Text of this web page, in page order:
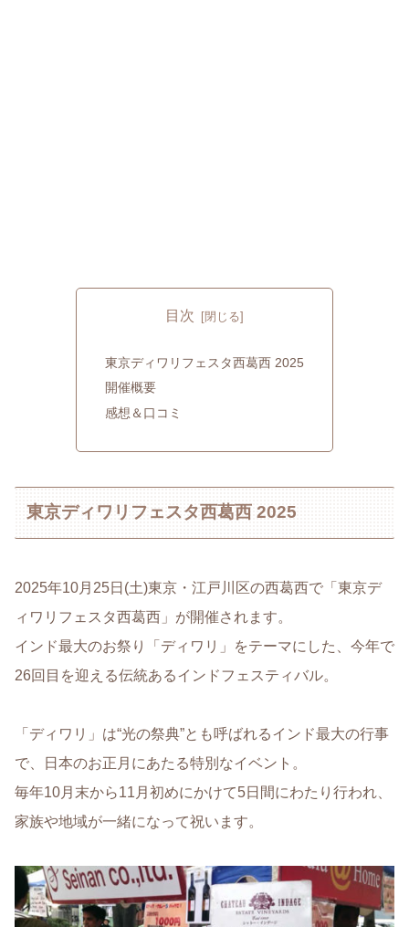
目次
東京ディワリフェスタ西葛西 2025
開催概要
感想＆口コミ
東京ディワリフェスタ西葛西 2025
2025年10月25日(土)東京・江戸川区の西葛西で「東京デ
ィワリフェスタ西葛西」が開催されます。
インド最大のお祭り「ディワリ」をテーマにした、今年で
26回目を迎える伝統あるインドフェスティバル。
「ディワリ」は“光の祭典”とも呼ばれるインド最大の行事
で、日本のお正月にあたる特別なイベント。
毎年10月末から11月初めにかけて5日間にわたり行われ、
家族や地域が一緒になって祝います。